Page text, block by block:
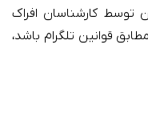
توسط کارشناسان افراک
قوانین تلگرام باشد،